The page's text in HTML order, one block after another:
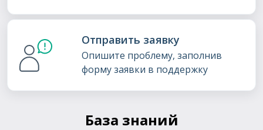
Отправить заявку
Опишите проблему, заполнив
форму заявки в поддержку
База знаний